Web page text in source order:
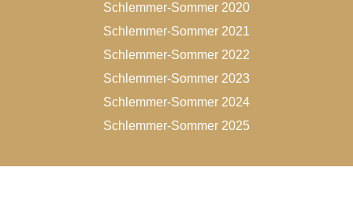
Schlemmer-Sommer 2020
Schlemmer-Sommer 2021
Schlemmer-Sommer 2022
Schlemmer-Sommer 2023
Schlemmer-Sommer 2024
Schlemmer-Sommer 2025